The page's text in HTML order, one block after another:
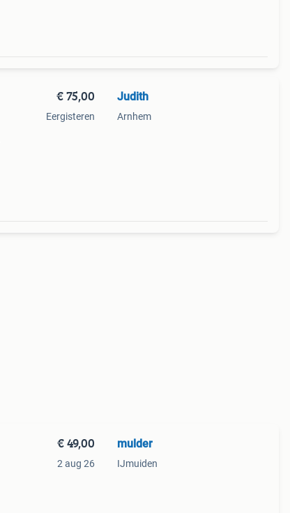
€ 75,00
Eergisteren
Judith
Arnhem
€ 49,00
2 aug 26
mulder
IJmuiden